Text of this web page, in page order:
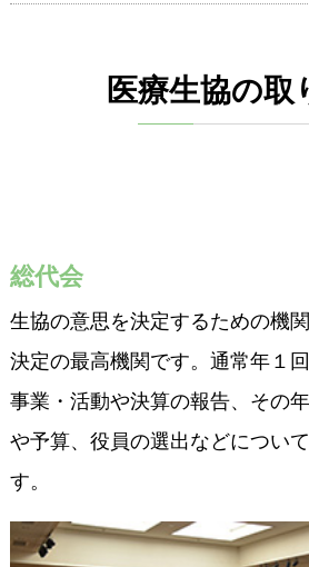
医療生協の取
総代会
生協の意思を決定するための機
決定の最高機関です。通常年１
事業・活動や決算の報告、その
や予算、役員の選出などについ
す。